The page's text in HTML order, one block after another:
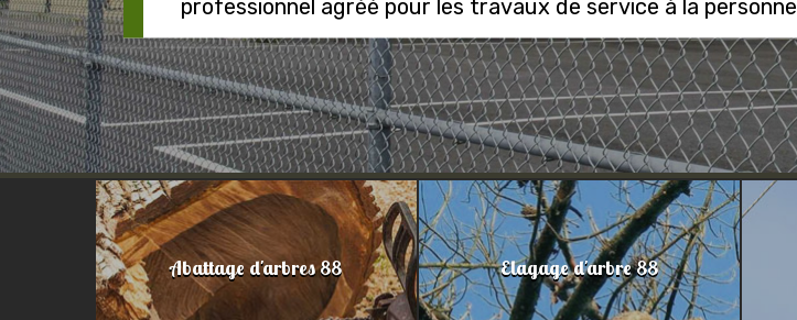
professionnel agréé pour les travaux de service à la personne
Abattage d'arbres 88 Elagage d'arbre 88